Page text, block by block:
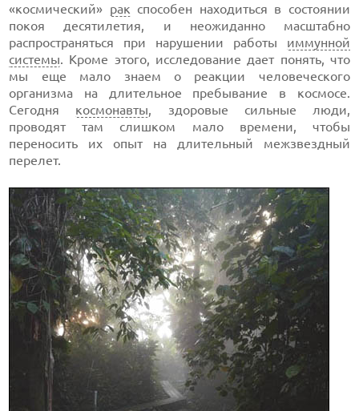
«космический» рак способен находиться в состоянии
покоя десятилетия, и неожиданно масштабно
распространяться при нарушении работы иммунной
системы. Кроме этого, исследование дает понять, что
мы еще мало знаем о реакции человеческого
организма на длительное пребывание в космосе.
Сегодня космонавты, здоровые сильные люди,
проводят там слишком мало времени, чтобы
переносить их опыт на длительный межзвездный
перелет.